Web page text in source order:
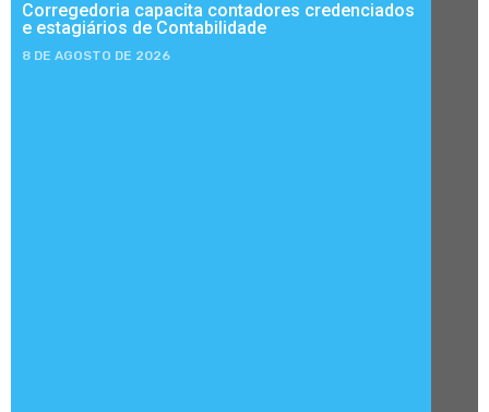
Corregedoria capacita contadores credenciados
e estagiários de Contabilidade
8 DE AGOSTO DE 2026